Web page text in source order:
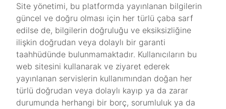
Site yönetimi, bu platformda yayınlanan bilgilerin
güncel ve doğru olması için her türlü çaba sarf
edilse de, bilgilerin doğruluğu ve eksiksizliğine
ilişkin doğrudan veya dolaylı bir garanti
taahhüdünde bulunmamaktadır. Kullanıcıların bu
web sitesini kullanarak ve ziyaret ederek
yayınlanan servislerin kullanımından doğan her
türlü doğrudan veya dolaylı kayıp ya da zarar
durumunda herhangi bir borç, sorumluluk ya da